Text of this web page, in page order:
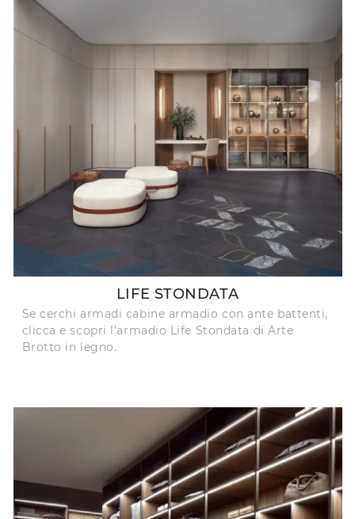
LIFE STONDATA
Se cerchi armadi cabine armadio con ante battenti,
clicca e scopri l'armadio Life Stondata di Arte
Brotto in legno.